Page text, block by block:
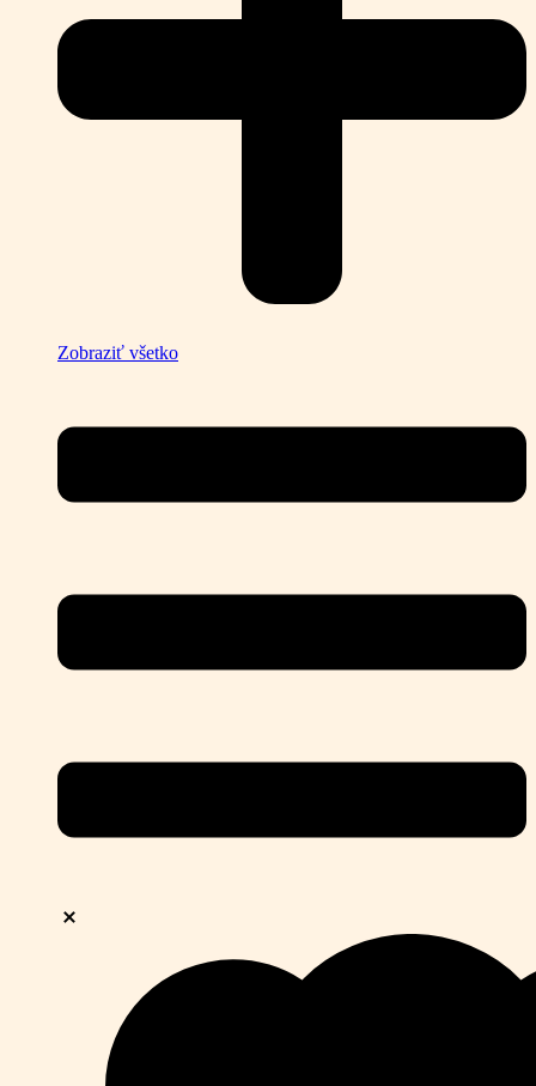
Zobraziť všetko